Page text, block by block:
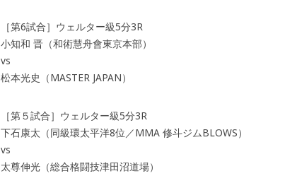
［第6試合］ウェルター級5分3R
小知和 晋（和術慧舟會東京本部）
vs
松本光史（MASTER JAPAN）
［第５試合］ウェルター級5分3R
下石康太（同級環太平洋8位／MMA 修斗ジムBLOWS）
vs
太尊伸光（総合格闘技津田沼道場）